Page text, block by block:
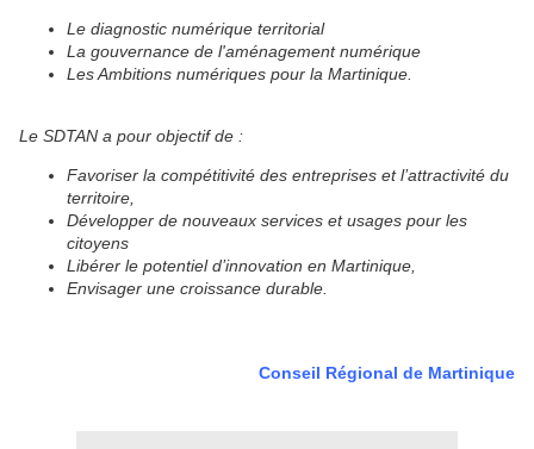
Le diagnostic numérique territorial
La gouvernance de l'aménagement numérique
Les Ambitions numériques pour la Martinique.
Le SDTAN a pour objectif de :
Favoriser la compétitivité des entreprises et l’attractivité du
territoire,
Développer de nouveaux services et usages pour les
citoyens
Libérer le potentiel d’innovation en Martinique,
Envisager une croissance durable.
Conseil Régional de Martinique